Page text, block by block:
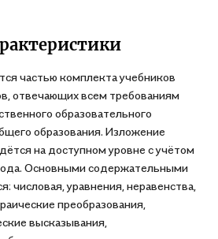
частью комплекта учебников
отвечающих всем требованиям
образовательного
образования. Изложение
на доступном уровне с учётом
Основными содержательными
числовая, уравнения, неравенства,
преобразования,
высказывания,